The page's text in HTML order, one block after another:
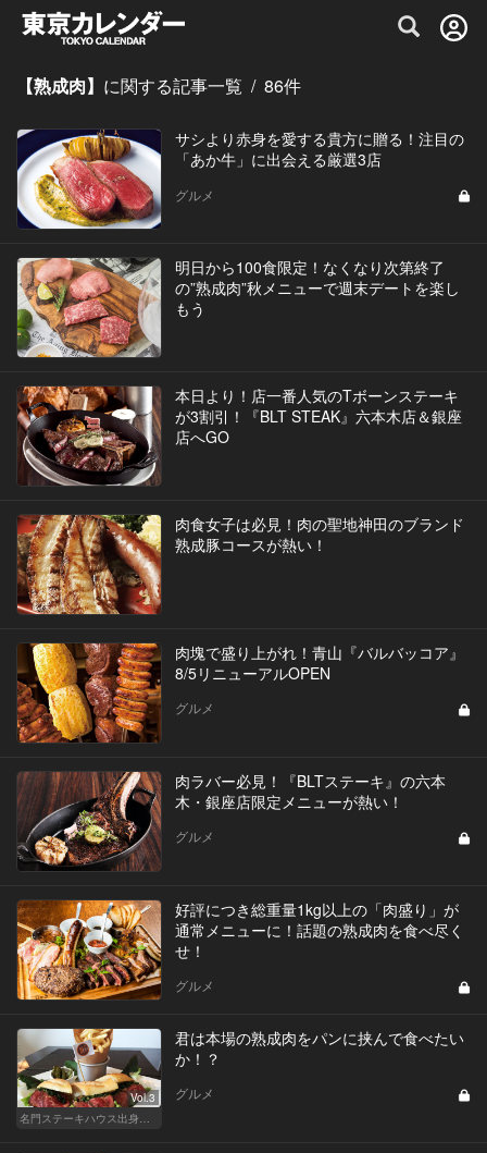
グルメ情報・プレミアムレストラン予約
【熟成肉】 に関する記事一覧 / 86件
サシより赤身を愛する貴方に贈る！注目の
「あか牛」に出会える厳選3店
グルメ
明日から100食限定！なくなり次第終了
の”熟成肉”秋メニューで週末デートを楽し
もう
本日より！店一番人気のTボーンステーキ
が3割引！『BLT STEAK』六本木店＆銀座
店へGO
肉食女子は必見！肉の聖地神田のブランド
熟成豚コースが熱い！
肉塊で盛り上がれ！青山『バルバッコア』
8/5リニューアルOPEN
グルメ
肉ラバー必見！『BLTステーキ』の六本
木・銀座店限定メニューが熱い！
グルメ
好評につき総重量1kg以上の「肉盛り」が
通常メニューに！話題の熟成肉を食べ尽く
せ！
グルメ
Vol.3
名門ステーキハウス出身「サラブレッドサンド」三強
君は本場の熟成肉をパンに挟んで食べたい
か！？
グルメ